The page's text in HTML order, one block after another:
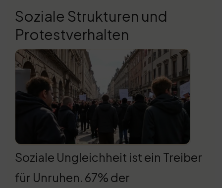
Soziale Strukturen und
Protestverhalten
Soziale Ungleichheit ist ein Treiber
für Unruhen. 67% der